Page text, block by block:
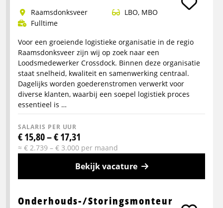
Vrachtwagenchauffeur
C
of
CE
Raamsdonksveer
LBO, MBO
Fulltime
Voor een groeiende logistieke organisatie in de regio
Raamsdonksveer zijn wij op zoek naar een
Loodsmedewerker Crossdock. Binnen deze organisatie
staat snelheid, kwaliteit en samenwerking centraal.
Dagelijks worden goederenstromen verwerkt voor
diverse klanten, waarbij een soepel logistiek proces
essentieel is …
SALARIS PER UUR
€ 15,80 – € 17,31
≈ € 2.739 – € 3.000 per maand
Bekijk vacature
info
Onderhouds-/Storingsmonteur